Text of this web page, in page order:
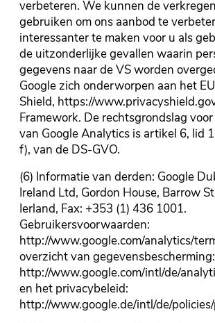
verbeteren. We kunnen de
gebruiken om ons aanbod te
interessanter te maken voor u als
de uitzonderlijke gevallen waarin
gegevens naar de VS worden
Google zich onderworpen aan het
Shield, https://
Framework. De rechtsgrondslag
van Google Analytics is artikel 6, lid
f), van de DS-GVO.
(6) Informatie van derden: Google
Ireland Ltd, Gordon House, Barrow
Ierland, Fax: +353 (1) 436 1001.
Gebruikersvoorwaarden:
http://www.google.com/analytics/
overzicht van gegevensbescherming:
http://www.google.com/intl/de/
en het privacybeleid:
http://www.google.de/intl/de/